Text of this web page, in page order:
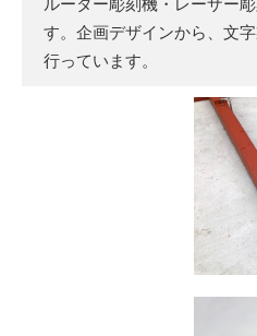
ルーター彫刻機・レーザー
す。企画デザインから、文
行っています。